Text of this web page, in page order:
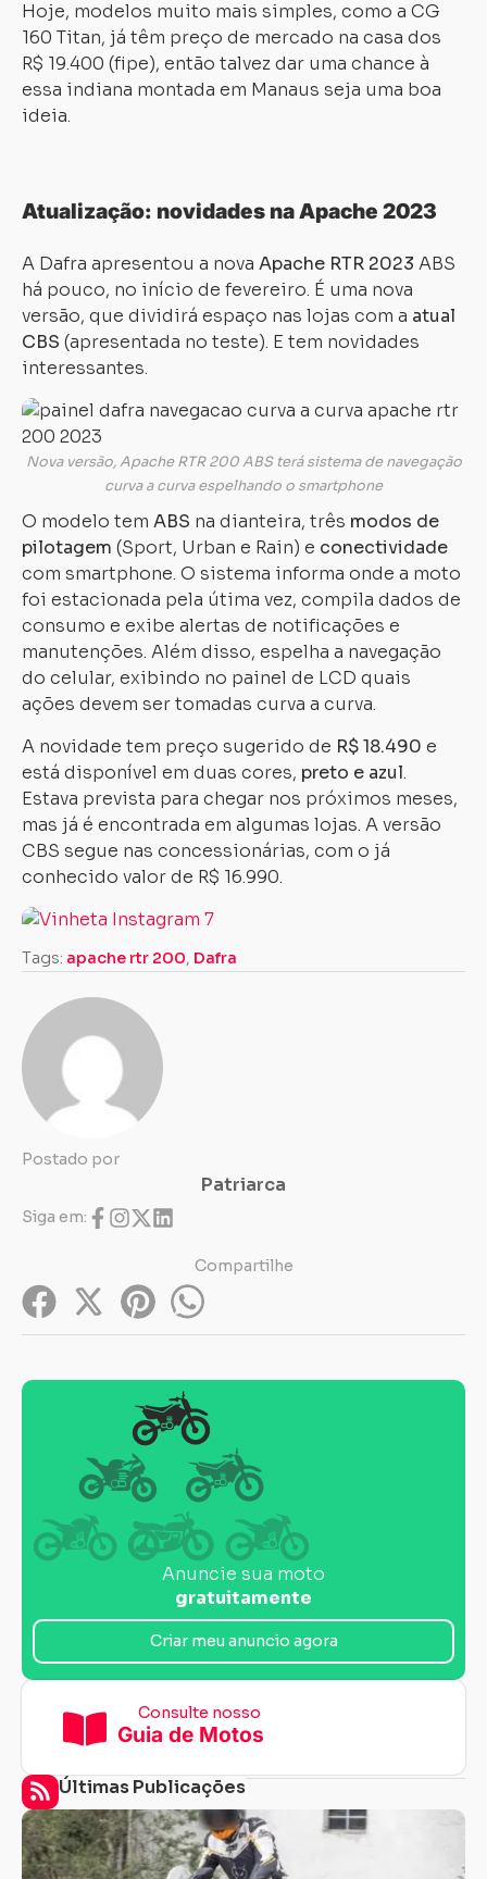
Hoje, modelos muito mais simples, como a CG
160 Titan, já têm preço de mercado na casa dos
R$ 19.400 (fipe), então talvez dar uma chance à
essa indiana montada em Manaus seja uma boa
ideia.
Atualização: novidades na Apache 2023
A Dafra apresentou a nova Apache RTR 2023 ABS
há pouco, no início de fevereiro. É uma nova
versão, que dividirá espaço nas lojas com a atual
CBS (apresentada no teste). E tem novidades
interessantes.
Nova versão, Apache RTR 200 ABS terá sistema de navegação
curva a curva espelhando o smartphone
O modelo tem ABS na dianteira, três modos de
pilotagem (Sport, Urban e Rain) e conectividade
com smartphone. O sistema informa onde a moto
foi estacionada pela útima vez, compila dados de
consumo e exibe alertas de notificações e
manutenções. Além disso, espelha a navegação
do celular, exibindo no painel de LCD quais
ações devem ser tomadas curva a curva.
A novidade tem preço sugerido de R$ 18.490 e
está disponível em duas cores, preto e azul.
Estava prevista para chegar nos próximos meses,
mas já é encontrada em algumas lojas. A versão
CBS segue nas concessionárias, com o já
conhecido valor de R$ 16.990.
Tags: apache rtr 200, Dafra
Postado por
Patriarca
Siga em:
Compartilhe
Anuncie sua moto
gratuitamente
Criar meu anuncio agora
Consulte nosso
Guia de Motos
Últimas Publicações